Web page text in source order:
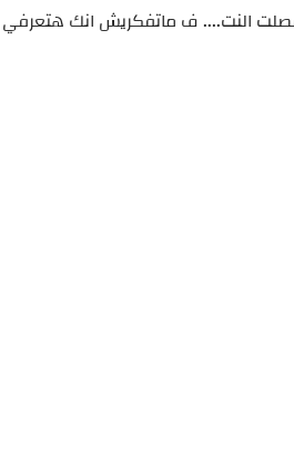
فصلت النت.... ف ماتفكريش انك